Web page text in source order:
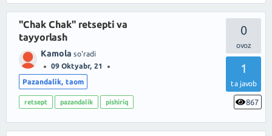
0
1
ta javob
867
"Chak Chak" retsepti va
tayyorlash
Kamola so'radi
09 Oktyabr, 21
Pazandalik, taom
retsept pazandalik pishiriq